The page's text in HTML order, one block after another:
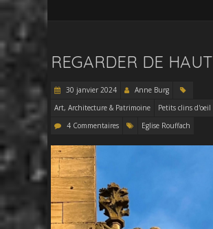
REGARDER DE HAUT
30 janvier 2024
Anne Burg
Art, Architecture & Patrimoine
Petits clins d'oeil
4 Commentaires
Eglise Rouffach